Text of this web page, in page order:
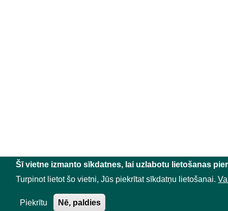
Šī vietne izmanto sīkdatnes, lai uzlabotu lietošanas
Turpinot lietot šo vietni, Jūs piekrītat sīkdatņu lietošanai.
Piekrītu Nē, paldies